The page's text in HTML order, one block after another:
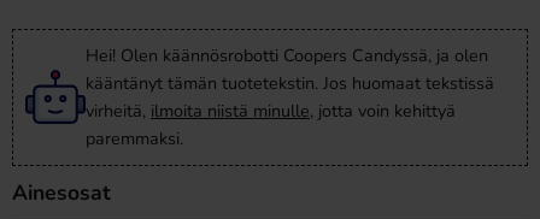
Hei! Olen käännösrobotti Coopers Candyssä, ja olen
kääntänyt tämän tuotetekstin. Jos huomaat tekstissä
virheitä, ilmoita niistä minulle, jotta voin kehittyä
paremmaksi.
Ainesosat